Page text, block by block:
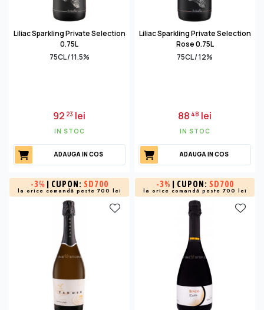
Liliac Sparkling Private Selection
0.75L
75CL / 11.5%
92 23 lei
IN STOC
ADAUGA IN COS
Liliac Sparkling Private Selection
Rose 0.75L
75CL / 12%
88 48 lei
IN STOC
ADAUGA IN COS
-3% | CUPON: SD700
la orice comandă peste 700 lei
-3% | CUPON: SD700
la orice comandă peste 700 lei